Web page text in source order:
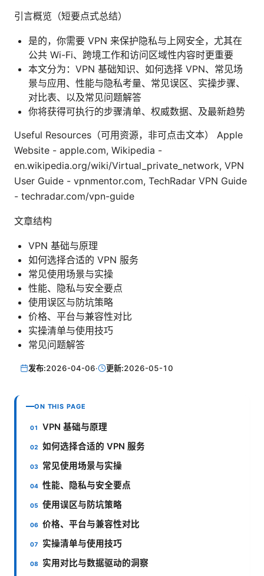
引言概览（短要点式总结）
是的，你需要 VPN 来保护隐私与上网安全，尤其在
公共 Wi-Fi、跨境工作和访问区域性内容时更重要
本文分为：VPN 基础知识、如何选择 VPN、常见场
景与应用、性能与隐私考量、常见误区、实操步骤、
对比表、以及常见问题解答
你将获得可执行的步骤清单、权威数据、及最新趋势
Useful Resources（可用资源，非可点击文本） Apple
Website - apple.com, Wikipedia -
en.wikipedia.org/wiki/Virtual_private_network, VPN
User Guide - vpnmentor.com, TechRadar VPN Guide
- techradar.com/vpn-guide
文章结构
VPN 基础与原理
如何选择合适的 VPN 服务
常见使用场景与实操
性能、隐私与安全要点
使用误区与防坑策略
价格、平台与兼容性对比
实操清单与使用技巧
常见问题解答
发布:2026-04-06· 更新:2026-05-10
ON THIS PAGE
VPN 基础与原理
如何选择合适的 VPN 服务
常见使用场景与实操
性能、隐私与安全要点
使用误区与防坑策略
价格、平台与兼容性对比
实操清单与使用技巧
实用对比与数据驱动的洞察